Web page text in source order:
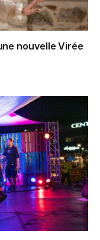
nouvelle Virée